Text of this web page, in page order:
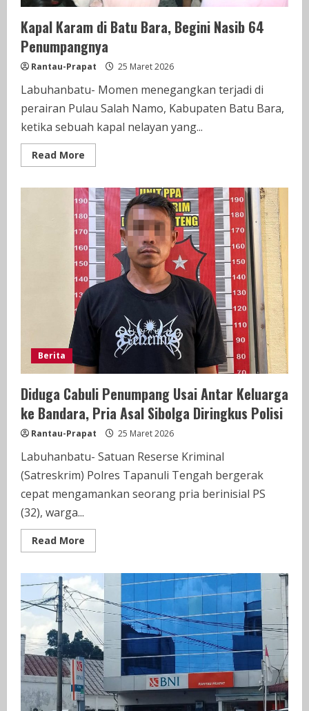
Kapal Karam di Batu Bara, Begini Nasib 64
Penumpangnya
Rantau-Prapat 25 Maret 2026
Labuhanbatu- Momen menegangkan terjadi di
perairan Pulau Salah Namo, Kabupaten Batu Bara,
ketika sebuah kapal nelayan yang...
Read More
more
Karam
di
Batu
Bara,
Begini
Nasib
64
Penumpangnya
Berita
Diduga Cabuli Penumpang Usai Antar Keluarga
ke Bandara, Pria Asal Sibolga Diringkus Polisi
Rantau-Prapat 25 Maret 2026
Labuhanbatu- Satuan Reserse Kriminal
(Satreskrim) Polres Tapanuli Tengah bergerak
cepat mengamankan seorang pria berinisial PS
(32), warga...
Read More
more
Cabuli
Penumpang
Usai
Antar
Keluarga
ke
Bandara,
Pria
Asal
Sibolga
Diringkus
Polisi